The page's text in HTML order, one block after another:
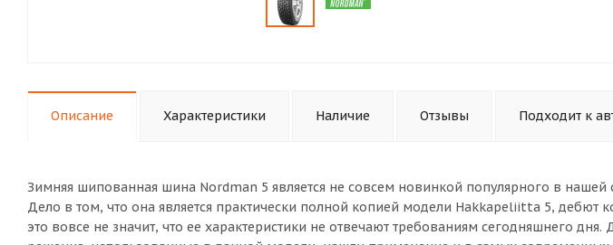
Описание Характеристики Наличие Отзывы Подходит к
Зимняя шипованная шина Nordman 5 является не совсем новинкой популярного в
Дело в том, что она является практически полной копией модели Hakkapeliitta 5, дебют
это вовсе не значит, что ее характеристики не отвечают требованиям сегодняшнего